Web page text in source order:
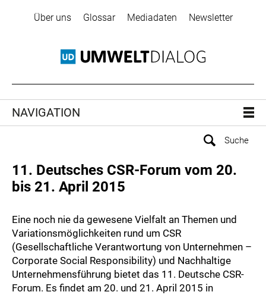
Über uns Glossar Mediadaten Newsletter
NAVIGATION
11. Deutsches CSR-Forum vom 20.
bis 21. April 2015
Eine noch nie da gewesene Vielfalt an Themen und
Variationsmöglichkeiten rund um CSR
(Gesellschaftliche Verantwortung von Unternehmen –
Corporate Social Responsibility) und Nachhaltige
Unternehmensführung bietet das 11. Deutsche CSR-
Forum. Es findet am 20. und 21. April 2015 in